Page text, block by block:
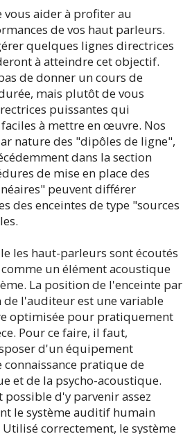
vous aider à profiter au
de vos haut parleurs.
quelques lignes directrices
à atteindre cet objectif.
de donner un cours de
mais plutôt de vous
puissantes qui
à mettre en œuvre. Nos
nature des "dipôles de ligne",
dans la section
de mise en place des
peuvent différer
des enceintes de type "sources
les haut-parleurs sont écoutés
un élément acoustique
La position de l'enceinte par
l'auditeur est une variable
optimisée pour pratiquement
Pour ce faire, il faut,
d'un équipement
pratique de
et de la psycho-acoustique.
d'y parvenir assez
le système auditif humain
correctement, le système